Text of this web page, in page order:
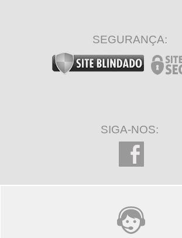
SEGURANÇA:
SIGA-NOS: